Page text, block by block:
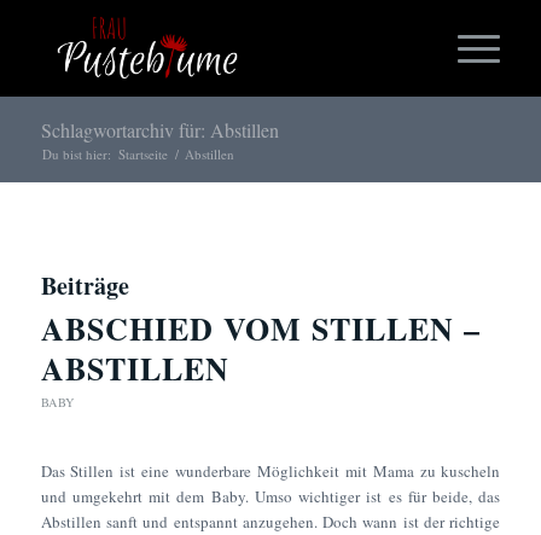
Schlagwortarchiv für: Abstillen
Du bist hier: Startseite / Abstillen
Beiträge
ABSCHIED VOM STILLEN –
ABSTILLEN
BABY
Das Stillen ist eine wunderbare Möglichkeit mit Mama zu kuscheln
und umgekehrt mit dem Baby. Umso wichtiger ist es für beide, das
Abstillen sanft und entspannt anzugehen. Doch wann ist der richtige